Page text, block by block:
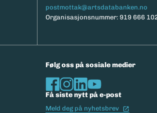
postmottak@artsdatabanken.no
Organisasjonsnummer: 919 666
Følg oss på sosiale medier
Få siste nytt på e-post
Meld deg på nyhetsbrev